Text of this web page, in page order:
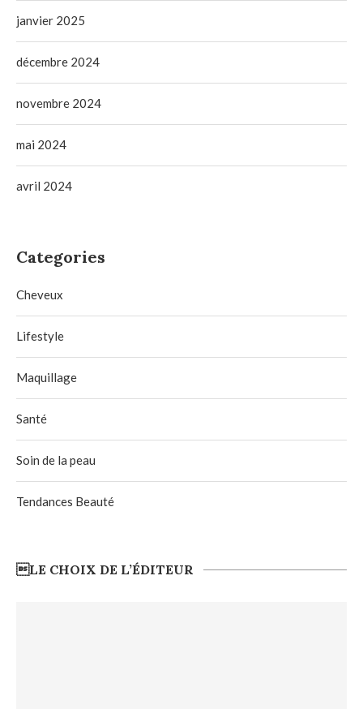
janvier 2025
décembre 2024
novembre 2024
mai 2024
avril 2024
Categories
Cheveux
Lifestyle
Maquillage
Santé
Soin de la peau
Tendances Beauté
LE CHOIX DE L’ÉDITEUR